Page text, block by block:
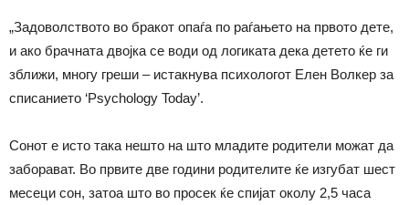
„Задоволството во бракот опаѓа по раѓањето на првото дете,
и ако брачната двојка се води од логиката дека детето ќе ги
зближи, многу греши – истакнува психологот Елен Волкер за
списанието ‘Psychology Today’.
Сонот е исто така нешто на што младите родители можат да
заборават. Во првите две години родителите ќе изгубат шест
месеци сон, затоа што во просек ќе спијат околу 2,5 часа